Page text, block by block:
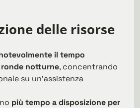
delle risorse
il tempo
ronde notturne, concentrando
su un’assistenza
più tempo a disposizione per